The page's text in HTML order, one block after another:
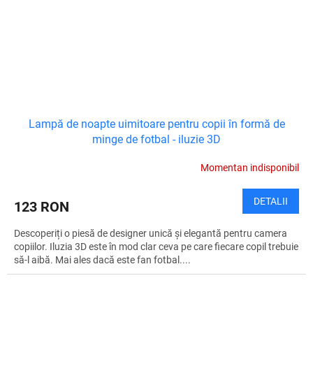
Lampă de noapte uimitoare pentru copii în formă de
minge de fotbal - iluzie 3D
Momentan indisponibil
123 RON DETALII
Descoperiți o piesă de designer unică și elegantă pentru camera
copiilor. Iluzia 3D este în mod clar ceva pe care fiecare copil trebuie
să-l aibă. Mai ales dacă este fan fotbal....